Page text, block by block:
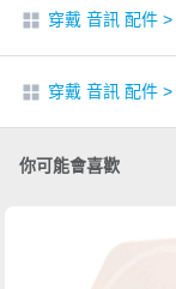
穿戴 音訊 配件 >
穿戴 音訊 配件 >
你可能會喜歡